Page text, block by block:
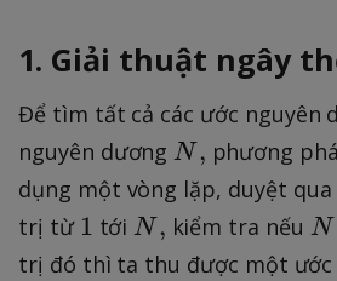
1. Giải thuật ngây
Để tìm tất cả các ước nguyên
nguyên dươngN
,
N , phương
dụng một vòng lặp, duyệt
trị từ 1
1 tớiN
,
N , kiểm tra nếu N
N
trị đó thì ta thu được một ước